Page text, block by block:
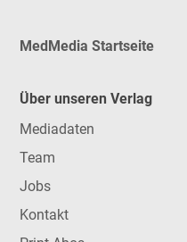
MedMedia Startseite
Über unseren Verlag
Mediadaten
Team
Jobs
Kontakt